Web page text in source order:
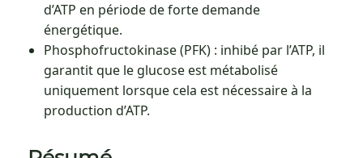
d’ATP en période de forte demande
énergétique.
Phosphofructokinase (PFK) : inhibé par l’ATP, il
garantit que le glucose est métabolisé
uniquement lorsque cela est nécessaire à la
production d’ATP.